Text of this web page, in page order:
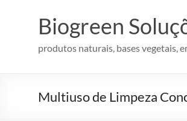
Biogreen
produtos naturais, bases vegetais,
Multiuso de Limpeza